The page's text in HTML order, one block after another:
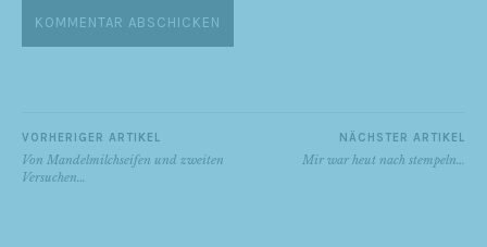
VORHERIGER ARTIKEL
Von Mandelmilchseifen und zweiten
Versuchen…
NÄCHSTER ARTIKEL
Mir war heut nach stempeln…